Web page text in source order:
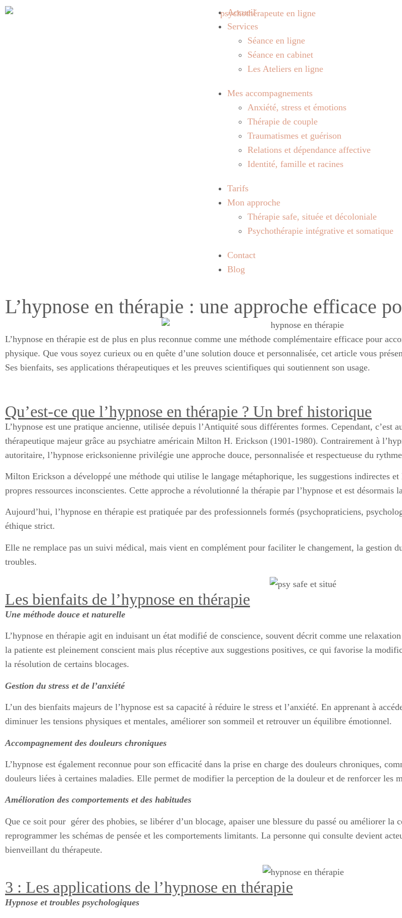
Accueil
Services
Séance en ligne
Séance en cabinet
Les Ateliers en ligne
Mes accompagnements
Anxiété, stress et émotions
Thérapie de couple
Traumatismes et guérison
Relations et dépendance affective
Identité, famille et racines
Tarifs
Mon approche
Thérapie safe, située et décoloniale
Psychothérapie intégrative et somatique
Contact
Blog
L’hypnose en thérapie : une approche efficace
L’hypnose en thérapie est de plus en plus reconnue comme une méthode complémentaire efficace pour
physique. Que vous soyez curieux ou en quête d’une solution douce et personnalisée, cet article vous
Ses bienfaits, ses applications thérapeutiques et les preuves scientifiques qui soutiennent son usage.
Qu’est-ce que l’hypnose en thérapie ? Un bref historique
L’hypnose est une pratique ancienne, utilisée depuis l’Antiquité sous différentes formes. Cependant, c’est
thérapeutique majeur grâce au psychiatre américain Milton H. Erickson (1901-1980). Contrairement à
autoritaire, l’hypnose ericksonienne privilégie une approche douce, personnalisée et respectueuse du
Milton Erickson a développé une méthode qui utilise le langage métaphorique, les suggestions indirectes
propres ressources inconscientes. Cette approche a révolutionné la thérapie par l’hypnose et est désormais
Aujourd’hui, l’hypnose en thérapie est pratiquée par des professionnels formés (psychopraticiens,
éthique strict.
Elle ne remplace pas un suivi médical, mais vient en complément pour faciliter le changement, la gestion
troubles.
Les bienfaits de l’hypnose en thérapie
Une méthode douce et naturelle
L’hypnose en thérapie agit en induisant un état modifié de conscience, souvent décrit comme une
la patiente est pleinement conscient mais plus réceptive aux suggestions positives, ce qui favorise la
la résolution de certains blocages.
Gestion du stress et de l’anxiété
L’un des bienfaits majeurs de l’hypnose est sa capacité à réduire le stress et l’anxiété. En apprenant à
diminuer les tensions physiques et mentales, améliorer son sommeil et retrouver un équilibre émotionnel.
Accompagnement des douleurs chroniques
L’hypnose est également reconnue pour son efficacité dans la prise en charge des douleurs chroniques,
douleurs liées à certaines maladies. Elle permet de modifier la perception de la douleur et de renforcer les
Amélioration des comportements et des habitudes
Que ce soit pour gérer des phobies, se libérer d’un blocage, apaiser une blessure du passé ou améliorer la
reprogrammer les schémas de pensée et les comportements limitants. La personne qui consulte devient
bienveillant du thérapeute.
3 : Les applications de l’hypnose en thérapie
Hypnose et troubles psychologiques